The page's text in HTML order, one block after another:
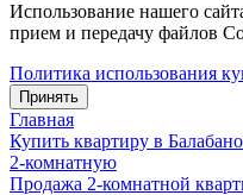
Использование нашего
прием и передачу файлов
Политика использования
Принять
Главная
Купить квартиру в
2-комнатную
Продажа 2-комнатной